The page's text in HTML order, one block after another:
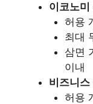
이코노미
허용
최대
삼면
이내
비즈니스
허용